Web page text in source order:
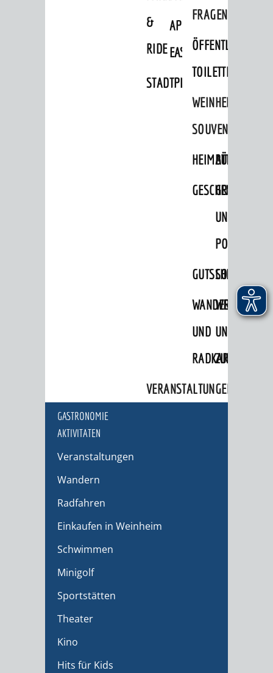
&
RIDE
APP
EASYPARKEN
STADTPLAN
FRAGEN
ÖFFENTLICHE
TOILETTEN
WEINHEIMER
SOUVENIRS
HEIMATTAGE
BÜCHER
GESCHENKE
GRUSS-
UND
POSTKARTEN
GUTSCHEINE
WANDER-
UND
RADKARTEN
WEINE
UND
ZUBEHÖR
VERANSTALTUNGEN
Reisearrangements
GASTRONOMIE
AKTIVITÄTEN
Veranstaltungen
Wandern
Radfahren
Einkaufen in Weinheim
Schwimmen
Minigolf
Sportstätten
Theater
Kino
Hits für Kids